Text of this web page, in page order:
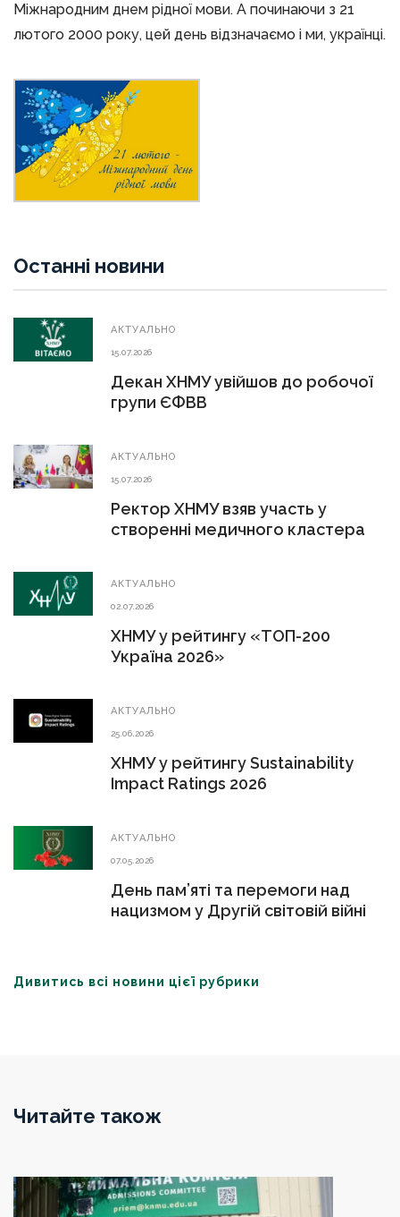
Міжнародним днем рідної мови. А починаючи з 21
лютого 2000 року, цей день відзначаємо і ми, українці.
Останні новини
АКТУАЛЬНО
15.07.2026
Декан ХНМУ увійшов до робочої
групи ЄФВВ
АКТУАЛЬНО
15.07.2026
Ректор ХНМУ взяв участь у
створенні медичного кластера
АКТУАЛЬНО
02.07.2026
ХНМУ у рейтингу «ТОП-200
Україна 2026»
АКТУАЛЬНО
25.06.2026
ХНМУ у рейтингу Sustainability
Impact Ratings 2026
АКТУАЛЬНО
07.05.2026
День пам’яті та перемоги над
нацизмом у Другій світовій війні
Дивитись всі новини цієї рубрики
Читайте також